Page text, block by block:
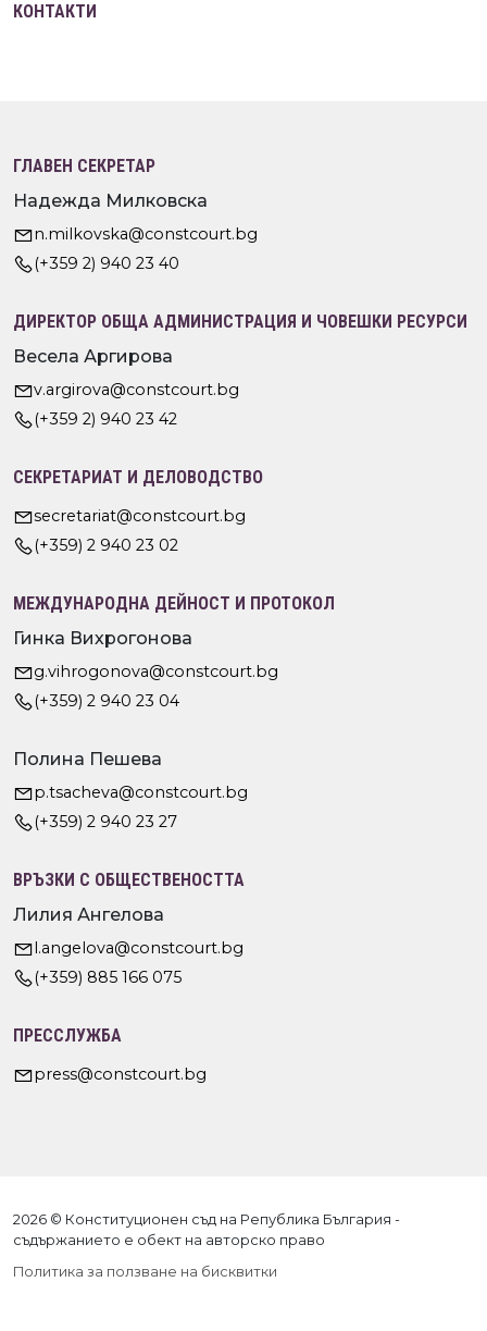
КОНТАКТИ
ГЛАВЕН СЕКРЕТАР
Надежда Милковска
n.milkovska@constcourt.bg
(+359 2) 940 23 40
ДИРЕКТОР ОБЩА АДМИНИСТРАЦИЯ И ЧОВЕШКИ РЕСУРСИ
Весела Аргирова
v.argirova@constcourt.bg
(+359 2) 940 23 42
СЕКРЕТАРИАТ И ДЕЛОВОДСТВО
secretariat@constcourt.bg
(+359) 2 940 23 02
МЕЖДУНАРОДНА ДЕЙНОСТ И ПРОТОКОЛ
Гинка Вихрогонова
g.vihrogonova@constcourt.bg
(+359) 2 940 23 04
Полина Пешева
p.tsacheva@constcourt.bg
(+359) 2 940 23 27
ВРЪЗКИ С ОБЩЕСТВЕНОСТТА
Лилия Ангелова
l.angelova@constcourt.bg
(+359) 885 166 075
ПРЕССЛУЖБА
press@constcourt.bg
2026 © Конституционен съд на Република България -
съдържанието е обект на авторско право
Политика за ползване на бисквитки